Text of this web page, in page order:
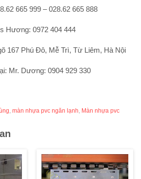
665 999 – 028.62 665 888
Hương: 0972 404 444
167 Phú Đô, Mễ Trì, Từ Liêm, Hà Nội
Mr. Dương: 0904 929 330
màn nhựa pvc ngăn lạnh Màn nhựa pvc